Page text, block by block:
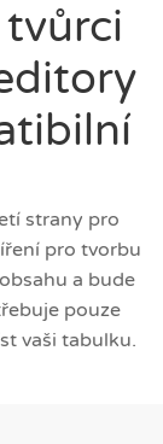
strany pro
pro tvorbu
a bude
pouze
vaši tabulku.